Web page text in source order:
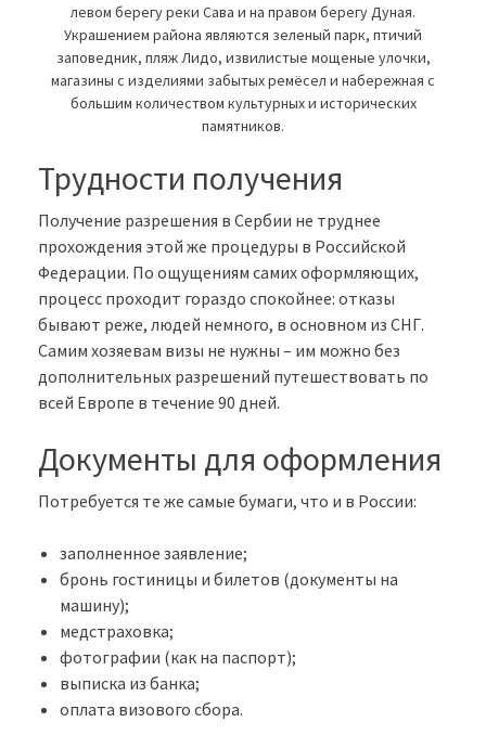
левом берегу реки Сава и на правом берегу Дуная.
Украшением района являются зеленый парк, птичий
заповедник, пляж Лидо, извилистые мощеные улочки,
магазины с изделиями забытых ремёсел и набережная с
большим количеством культурных и исторических
памятников.
Трудности получения
Получение разрешения в Сербии не труднее
прохождения этой же процедуры в Российской
Федерации. По ощущениям самих оформляющих,
процесс проходит гораздо спокойнее: отказы
бывают реже, людей немного, в основном из СНГ.
Самим хозяевам визы не нужны – им можно без
дополнительных разрешений путешествовать по
всей Европе в течение 90 дней.
Документы для оформления
Потребуется те же самые бумаги, что и в России:
заполненное заявление;
бронь гостиницы и билетов (документы на
машину);
медстраховка;
фотографии (как на паспорт);
выписка из банка;
оплата визового сбора.